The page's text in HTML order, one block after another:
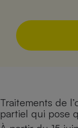
Traitements de
partiel qui pose